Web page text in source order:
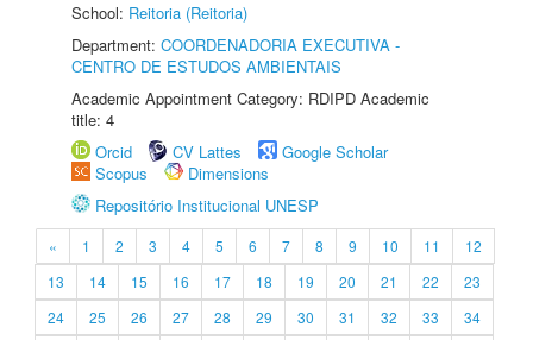
School: Reitoria (Reitoria)
Department: COORDENADORIA EXECUTIVA -
CENTRO DE ESTUDOS AMBIENTAIS
Academic Appointment Category: RDIPD Academic
title: 4
Orcid
CV Lattes
Google Scholar
Scopus
Dimensions
Repositório Institucional UNESP
« 1 2 3 4 5 6 7 8 9 10 11
12
13
14 15 16 17 18 19 20 21 22
23
24
25 26 27 28 29 30 31 32 33
34